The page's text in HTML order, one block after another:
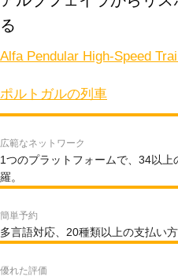
る
Alfa Pendular High-Speed
ポルトガルの列車
広範なネットワーク
1つのプラットフォームで、34以
羅。
簡単予約
多言語対応、20種類以上の支払い
優れた評価